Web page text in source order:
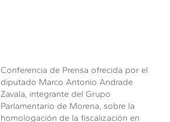
Conferencia de Prensa ofrecida por el
diputado Marco Antonio Andrade
Zavala, integrante del Grupo
Parlamentario de Morena, sobre la
homologación de la fiscalización en